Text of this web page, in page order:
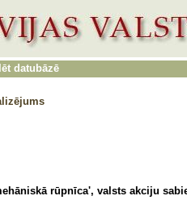
datubāzē
rūpnīca', valsts akciju